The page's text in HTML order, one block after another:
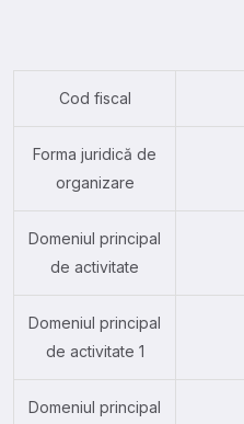
Cod fiscal
Forma juridică de
organizare
Domeniul principal
de activitate
Domeniul principal
de activitate 1
Domeniul principal